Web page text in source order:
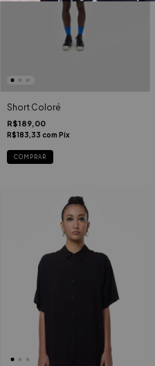
Short Coloré
R$189,00
R$183,33 com Pix
COMPRAR